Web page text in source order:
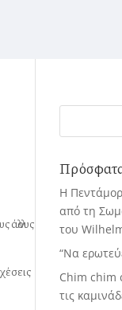
Η
από τη
του
“Να
Chim chim
τις